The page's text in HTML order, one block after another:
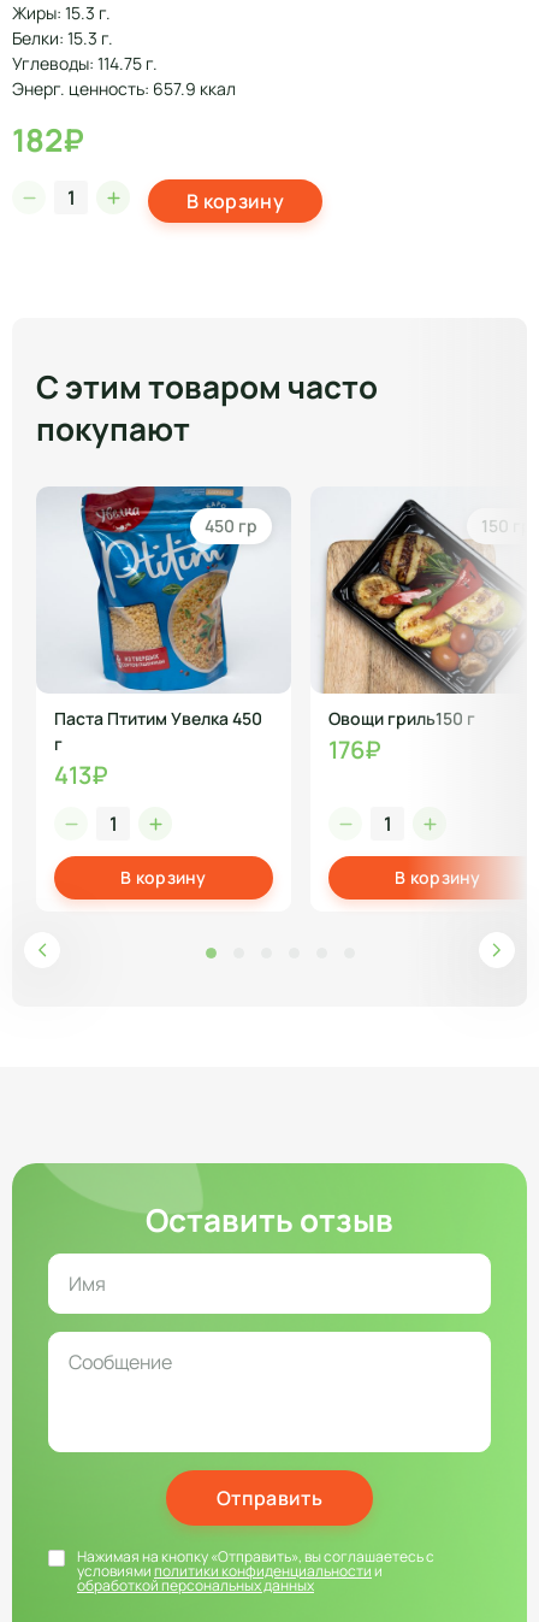
Жиры: 15.3 г.
Белки: 15.3 г.
Углеводы: 114.75 г.
Энерг. ценность: 657.9 ккал
182₽
В корзину
С этим товаром часто
покупают
450 гр
Паста Птитим Увелка 450
г
413₽
В корзину
150 гр
Овощи гриль150 г
176₽
В корзину
Оставить отзыв
Отправить
Нажимая на кнопку «Отправить», вы соглашаетесь с
условиямиполитики конфиденциальностии
обработкой персональных данных